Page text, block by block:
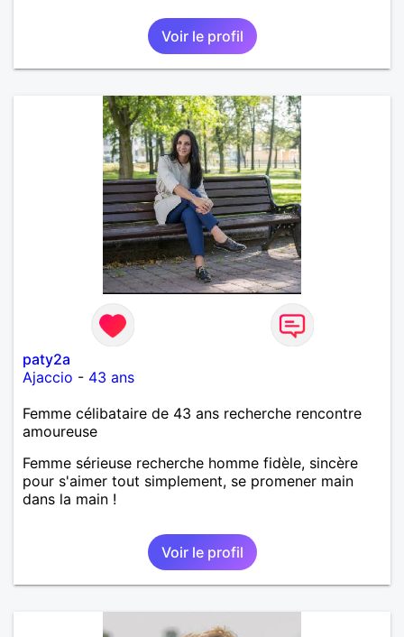
Voir le profil
paty2a
Ajaccio - 43 ans
Femme célibataire de 43 ans recherche rencontre
amoureuse
Femme sérieuse recherche homme fidèle, sincère
pour s'aimer tout simplement, se promener main
dans la main !
Voir le profil